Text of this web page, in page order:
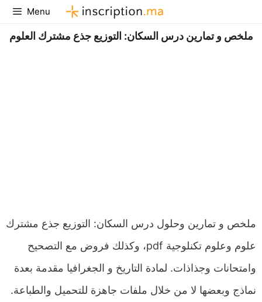
Aller
au
contenu
Menu
ملخص و تمارين درس السكان: التوزيع جذع مشترك العلوم
ملخص و تمارين وحلول درس السكان: التوزيع جذع مشترك
علوم وعلوم تكنلوجية pdf، وكذلك فروض مع التصحيح
وامتحانات وجذاذات. لمادة التاريخ و الجغرافيا مقدمة بعدة
نماذج وبعضها لا من خلال ملفات جاهزة للتحميل والطباعة.